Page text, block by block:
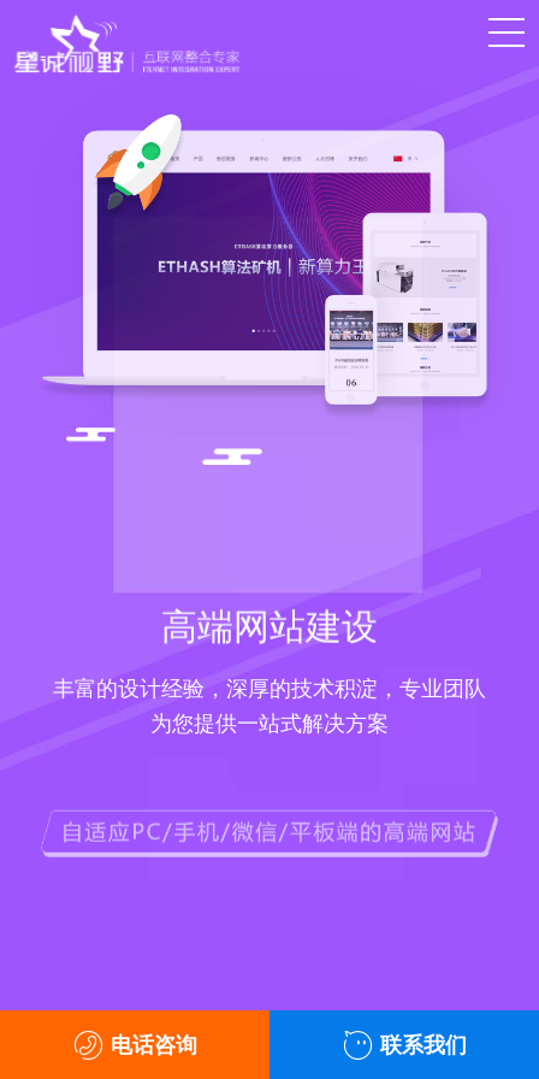
高端网站建设
丰富的设计经验，深厚的技术积淀，专业团队
为您提供一站式解决方案
电话咨询 联系我们